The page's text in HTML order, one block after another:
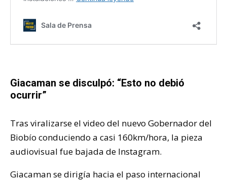
Giacaman se disculpó: “Esto no debió
ocurrir”
Tras viralizarse el video del nuevo Gobernador del
Biobío conduciendo a casi 160km/hora, la pieza
audiovisual fue bajada de Instagram.
Giacaman se dirigía hacia el paso internacional